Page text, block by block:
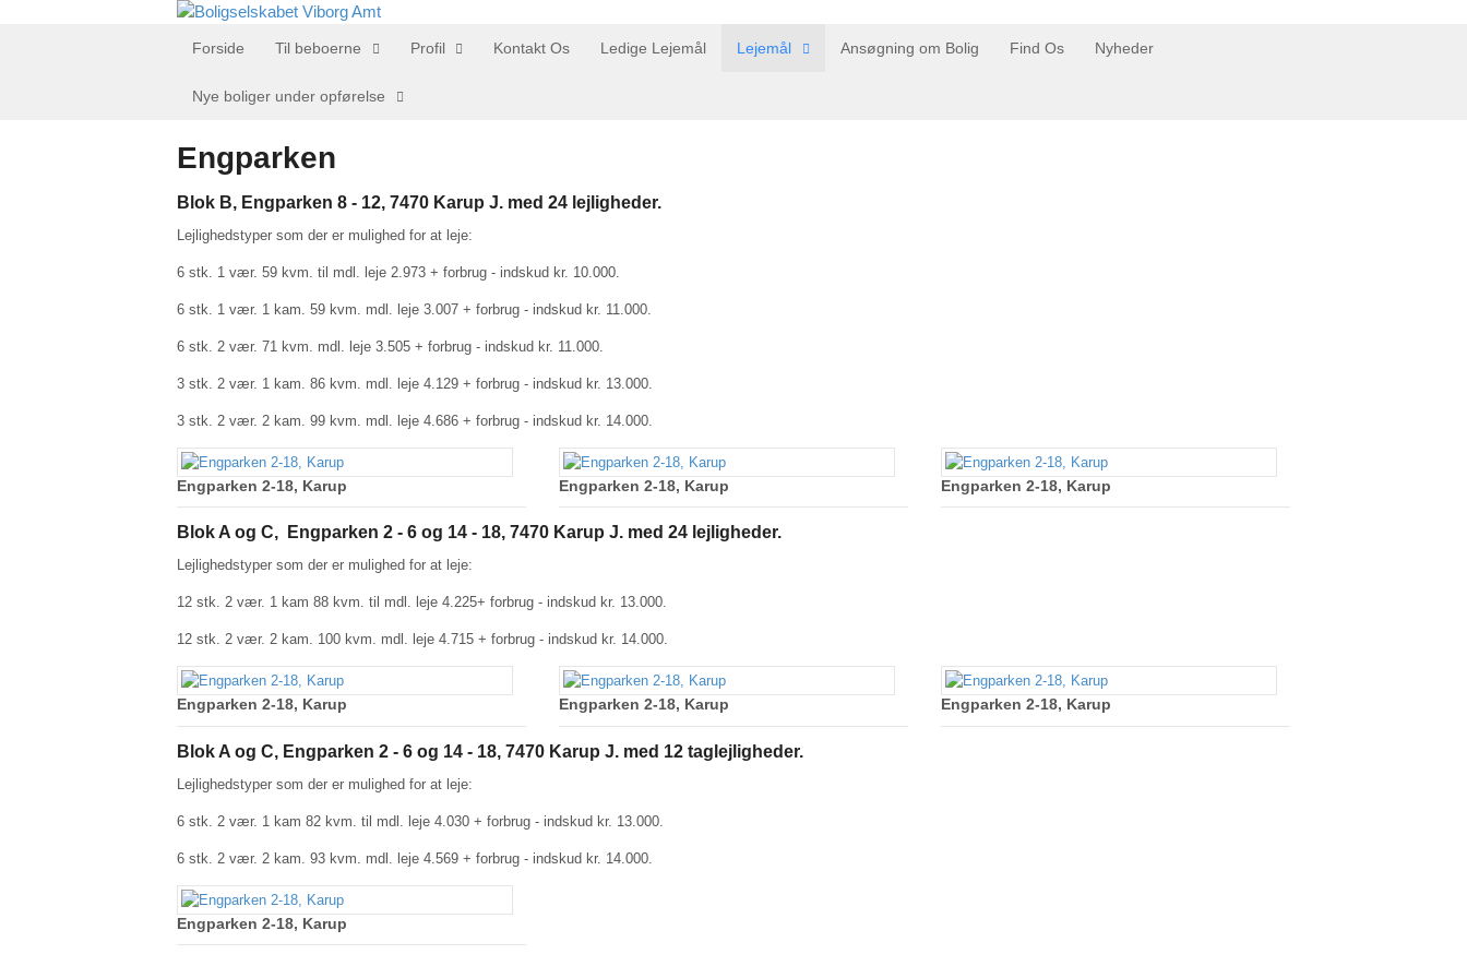
Forside Til beboerne Profil Kontakt Os Ledige Lejemål Lejemål Ansøgning om Bolig Find Os Nyheder
Nye boliger under opførelse
Engparken
Blok B, Engparken 8 - 12, 7470 Karup J. med 24 lejligheder.
Lejlighedstyper som der er mulighed for at leje:
6 stk. 1 vær. 59 kvm. til mdl. leje 2.973 + forbrug - indskud kr. 10.000.
6 stk. 1 vær. 1 kam. 59 kvm. mdl. leje 3.007 + forbrug - indskud kr. 11.000.
6 stk. 2 vær. 71 kvm. mdl. leje 3.505 + forbrug - indskud kr. 11.000.
3 stk. 2 vær. 1 kam. 86 kvm. mdl. leje 4.129 + forbrug - indskud kr. 13.000.
3 stk. 2 vær. 2 kam. 99 kvm. mdl. leje 4.686 + forbrug - indskud kr. 14.000.
Engparken 2-18, Karup Engparken 2-18, Karup Engparken 2-18, Karup
Blok A og C, Engparken 2 - 6 og 14 - 18, 7470 Karup J. med 24 lejligheder.
Lejlighedstyper som der er mulighed for at leje:
12 stk. 2 vær. 1 kam 88 kvm. til mdl. leje 4.225+ forbrug - indskud kr. 13.000.
12 stk. 2 vær. 2 kam. 100 kvm. mdl. leje 4.715 + forbrug - indskud kr. 14.000.
Engparken 2-18, Karup Engparken 2-18, Karup Engparken 2-18, Karup
Blok A og C, Engparken 2 - 6 og 14 - 18, 7470 Karup J. med 12 taglejligheder.
Lejlighedstyper som der er mulighed for at leje:
6 stk. 2 vær. 1 kam 82 kvm. til mdl. leje 4.030 + forbrug - indskud kr. 13.000.
6 stk. 2 vær. 2 kam. 93 kvm. mdl. leje 4.569 + forbrug - indskud kr. 14.000.
Engparken 2-18, Karup